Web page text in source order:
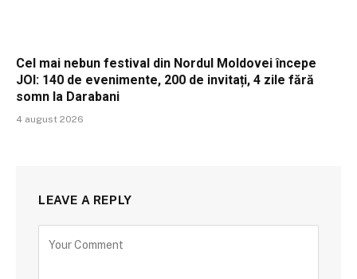
Cel mai nebun festival din Nordul Moldovei începe
JOI: 140 de evenimente, 200 de invitați, 4 zile fără
somn la Darabani
4 august 2026
LEAVE A REPLY